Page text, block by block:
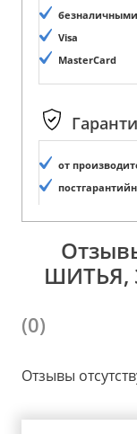
безналичными
Visa
MasterCard
от
ШИТЬЯ,
(0)
Отзывы